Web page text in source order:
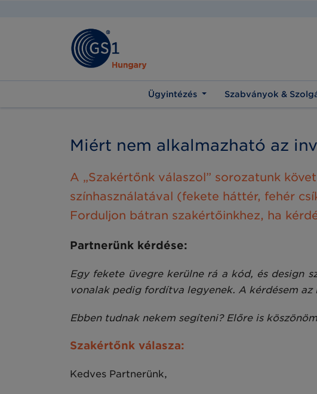
Ügyintézés Szabványok &
Miért nem alkalmazható az
A „Szakértőnk válaszol” sorozatunk
színhasználatával (fekete háttér, fehér
Forduljon bátran szakértőinkhez, ha
Partnerünk kérdése:
Egy fekete üvegre kerülne rá a kód, és design
vonalak pedig fordítva legyenek. A kérdésem
Ebben tudnak nekem segíteni? Előre is
Szakértőnk válasza:
Kedves Partnerünk,